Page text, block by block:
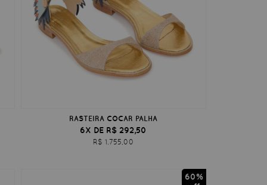
RASTEIRA COCAR PALHA
6X DE R$ 292,50
R$ 1.755,00
60%